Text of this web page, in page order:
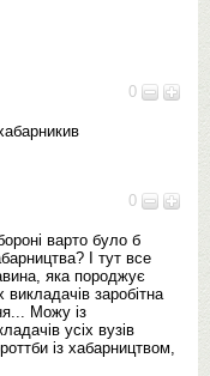
0
0
варто було б
І тут все
яка породжує
заробітна
Можу із
усіх вузів
із хабарництвом,